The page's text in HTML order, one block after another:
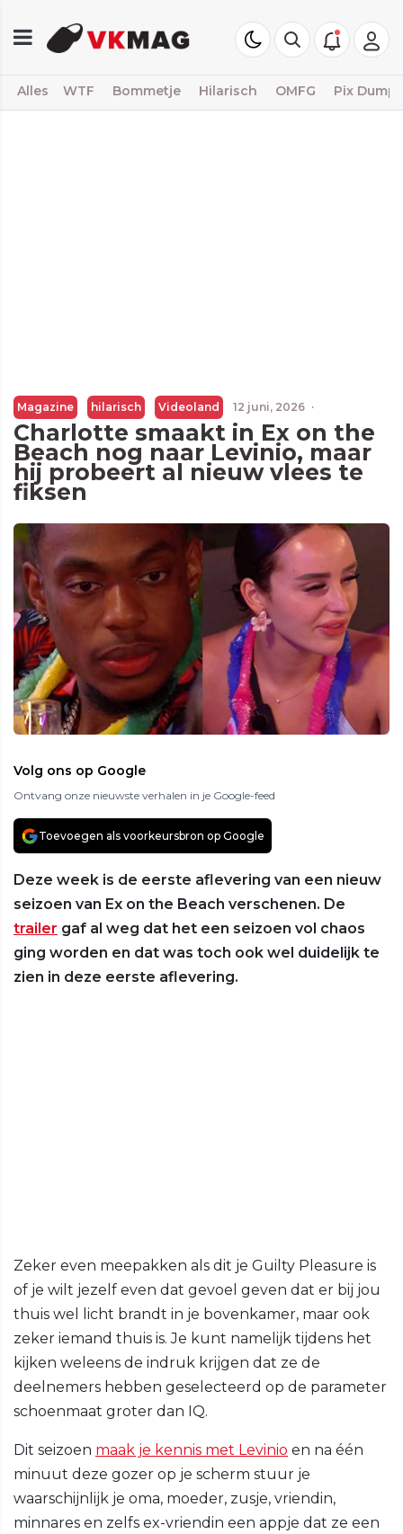
Alles WTF Bommetje Hilarisch OMFG Pix Dump
Magazine hilarisch Videoland 12 juni, 2026 ·
Charlotte smaakt in Ex on the
Beach nog naar Levinio, maar
hij probeert al nieuw vlees te
fiksen
Volg ons op Google
Ontvang onze nieuwste verhalen in je Google-feed
Toevoegen als voorkeursbron op Google
Deze week is de eerste aflevering van een nieuw
seizoen van Ex on the Beach verschenen. De
trailer gaf al weg dat het een seizoen vol chaos
ging worden en dat was toch ook wel duidelijk te
zien in deze eerste aflevering.
Zeker even meepakken als dit je Guilty Pleasure is
of je wilt jezelf even dat gevoel geven dat er bij jou
thuis wel licht brandt in je bovenkamer, maar ook
zeker iemand thuis is. Je kunt namelijk tijdens het
kijken weleens de indruk krijgen dat ze de
deelnemers hebben geselecteerd op de parameter
schoenmaat groter dan IQ.
Dit seizoen maak je kennis met Levinio en na één
minuut deze gozer op je scherm stuur je
waarschijnlijk je oma, moeder, zusje, vriendin,
minnares en zelfs ex-vriendin een appje dat ze een